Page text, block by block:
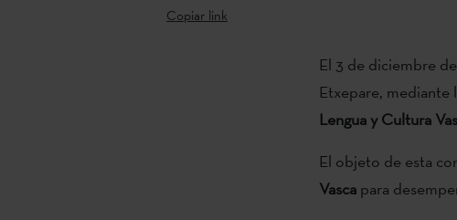
Copiar link
El 3 de diciembre
Etxepare, mediante
Lengua y Cultura
El objeto de esta
Vascapara